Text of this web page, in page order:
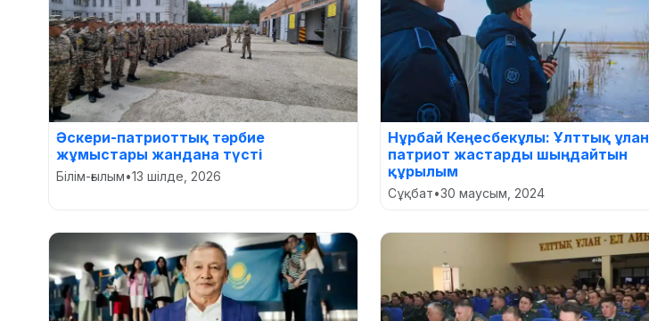
Әскери-патриоттық тәрбие
жұмыстары жандана түсті
Білім-ғылым•13 шілде, 2026
Нұрбай Кеңесбекұлы: Ұлттық ұлан
патриот жастарды шыңдайтын
құрылым
Сұқбат•30 маусым, 2024